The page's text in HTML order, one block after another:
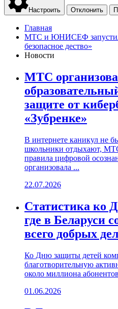
Настроить Отклонить
Главная
МТС и ЮНИСЕФ
безопасное дество»
Новости
МТС
защите от
«Зубренке»
В интернете каникул не
школьники отдыхают,
правила цифровой
организовала ...
22.07.2026
Статистика ко
где в Беларуси
всего добрых дел
Ко Дню защиты детей
благотворительную
около миллиона
01.06.2026